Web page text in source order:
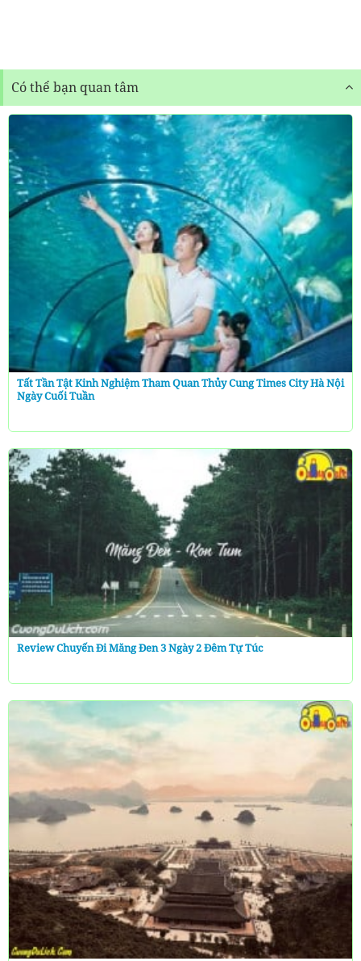
Có thể bạn quan tâm
Tất Tần Tật Kinh Nghiệm Tham Quan Thủy Cung Times City Hà Nội
Ngày Cuối Tuần
Review Chuyến Đi Măng Đen 3 Ngày 2 Đêm Tự Túc